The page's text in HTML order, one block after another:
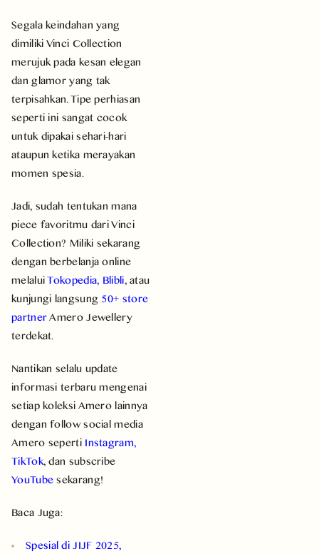
Segala keindahan yang
dimiliki Vinci Collection
merujuk pada kesan elegan
dan glamor yang tak
terpisahkan. Tipe perhiasan
seperti ini sangat cocok
untuk dipakai sehari-hari
ataupun ketika merayakan
momen spesia.
Jadi, sudah tentukan mana
piece favoritmu dari Vinci
Collection? Miliki sekarang
dengan berbelanja online
melaluiTokopedia, Blibli, atau
kunjungi langsung 50+ store
partnerAmero Jewellery
terdekat.
Nantikan selalu update
informasi terbaru mengenai
setiap koleksi Amero lainnya
dengan follow social media
Amero seperti Instagram,
TikTok, dan subscribe
YouTubesekarang!
Baca Juga:
Spesial di JIJF 2025,